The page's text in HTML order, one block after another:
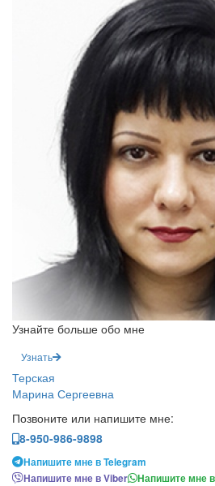
Узнайте больше обо мне
Узнать
Терская
Марина Сергеевна
Позвоните или напишите мне:
8-950-986-9898
Напишите мне в Telegram
Напишите мне в Viber
Напишите мне